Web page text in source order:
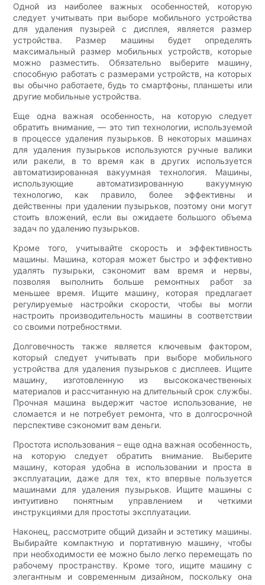
Одной из наиболее важных особенностей, которую
следует учитывать при выборе мобильного устройства
для удаления пузырей с дисплея, является размер
устройства. Размер машины будет определять
максимальный размер мобильных устройств, которые
можно разместить. Обязательно выберите машину,
способную работать с размерами устройств, на которых
вы обычно работаете, будь то смартфоны, планшеты или
другие мобильные устройства.
Еще одна важная особенность, на которую следует
обратить внимание, — это тип технологии, используемой
в процессе удаления пузырьков. В некоторых машинах
для удаления пузырьков используются ручные валики
или ракели, в то время как в других используется
автоматизированная вакуумная технология. Машины,
использующие автоматизированную вакуумную
технологию, как правило, более эффективны и
действенны при удалении пузырьков, поэтому они могут
стоить вложений, если вы ожидаете большого объема
задач по удалению пузырьков.
Кроме того, учитывайте скорость и эффективность
машины. Машина, которая может быстро и эффективно
удалять пузырьки, сэкономит вам время и нервы,
позволяя выполнить больше ремонтных работ за
меньшее время. Ищите машину, которая предлагает
регулируемые настройки скорости, чтобы вы могли
настроить производительность машины в соответствии
со своими потребностями.
Долговечность также является ключевым фактором,
который следует учитывать при выборе мобильного
устройства для удаления пузырьков с дисплеев. Ищите
машину, изготовленную из высококачественных
материалов и рассчитанную на длительный срок службы.
Прочная машина выдержит частое использование, не
сломается и не потребует ремонта, что в долгосрочной
перспективе сэкономит вам деньги.
Простота использования – еще одна важная особенность,
на которую следует обратить внимание. Выберите
машину, которая удобна в использовании и проста в
эксплуатации, даже для тех, кто впервые пользуется
машинами для удаления пузырьков. Ищите машины с
интуитивно понятным управлением и четкими
инструкциями для простоты эксплуатации.
Наконец, рассмотрите общий дизайн и эстетику машины.
Выбирайте компактную и портативную машину, чтобы
при необходимости ее можно было легко перемещать по
рабочему пространству. Кроме того, ищите машину с
элегантным и современным дизайном, поскольку она